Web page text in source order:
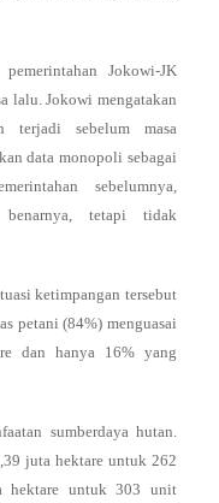
Jokowi-JK
lalu. Jokowi mengatakan
terjadi sebelum masa
data monopoli sebagai
sebelumnya,
tetapi tidak
ketimpangan tersebut
petani (84%) menguasai
dan hanya 16% yang
sumberdaya hutan.
juta hektare untuk 262
hektare untuk 303 unit